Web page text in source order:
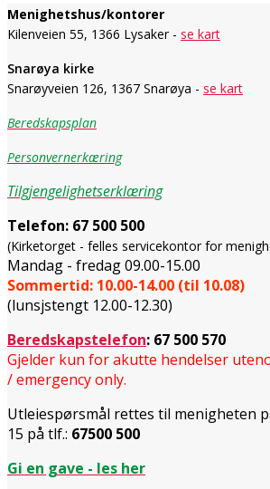
Menighetshus/kontorer
Kilenveien 55, 1366 Lysaker - se kart
Snarøya kirke
Snarøyveien 126, 1367 Snarøya - se kart
Beredskapsplan
Personvernerkæring
Tilgjengelighetserklæring
Telefon: 67 500 500
(Kirketorget - felles servicekontor for
Mandag - fredag 09.00-15.00
Sommertid: 10.00-14.00 (til 10.08)
(lunsjstengt 12.00-12.30)
Beredskapstelefon: 67 500 570
Gjelder kun for akutte hendelser
/ emergency only.
Utleiespørsmål rettes til menigheten
15 på tlf.: 67500 500
Gi en gave - les her